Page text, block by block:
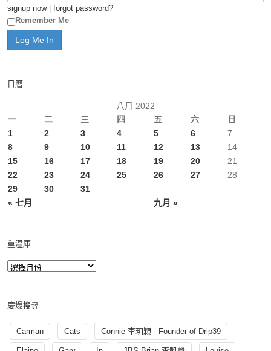
signup now| forgot password?
Remember Me
日曆
八月 2022
一
二 三 四 五 六 日
« 七月 九月 »
1 2 3 4 5 6
7
8
9 10 11 12 13
14
15
16 17 18 19 20
21
22
23 24 25 26 27
28
29
30 31
重溫庫
慶爆搜尋
Carman Cats Connie 李玥穎 - Founder of Drip39